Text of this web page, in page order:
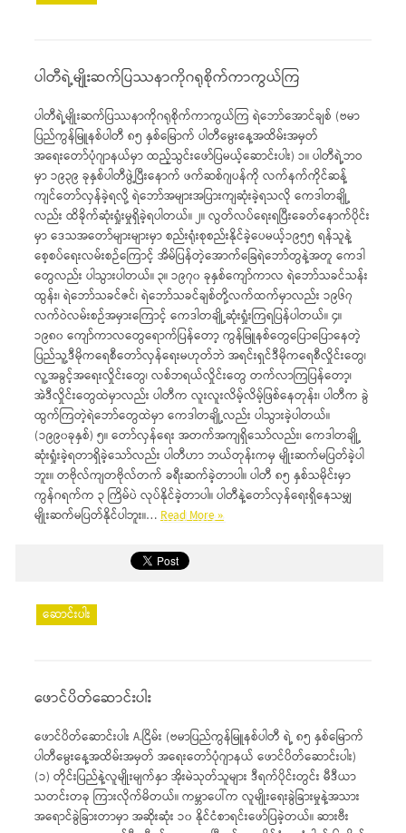
ပါတီရဲ့မျိုးဆက်ပြဿနာကိုဂရုစိုက်ကာကွယ်ကြ
ပါတီရဲ့မျိုးဆက်ပြဿနာကိုဂရုစိုက်ကာကွယ်ကြ ရဲဘော်အောင်ချစ် (ဗမာ
ပြည်ကွန်မြူနစ်ပါတီ ၈၅ နှစ်မြောက် ပါတီမွေးနေ့အထိမ်းအမှတ်
အရေးတော်ပုံဂျာနယ်မှာ ထည့်သွင်းဖော်ပြမယ့်ဆောင်းပါး) ၁။ ပါတီရဲ့ဘဝ
မှာ ၁၉၃၉ ခုနှစ်ပါတီဖွဲ့ပြီးနောက် ဖက်ဆစ်ဂျပန်ကို လက်နက်ကိုင်ဆန့်
ကျင်တော်လှန်ခဲ့ရလို့ ရဲဘော်အများအပြားကျဆုံးခဲ့ရသလို ကေဒါတချို့
လည်း ထိခိုက်ဆုံးရှုံးမှုရှိခဲ့ရပါတယ်။ ၂။ လွတ်လပ်ရေးရပြီးခေတ်နောက်ပိုင်း
မှာ ဒေသအတော်များများမှာ စည်းရုံးစုစည်းနိုင်ခဲ့ပေမယ့်၁၉၅၅ ရန်သူနဲ့
စေ့စပ်ရေးလမ်းစဉ်ကြောင့် အိမ်ပြန်တဲ့အောက်ခြေရဲဘော်တွနဲ့အတူ ကေဒါ
တွေလည်း ပါသွားပါတယ်။ ၃။ ၁၉၇၀ ခုနှစ်ကျော်ကာလ ရဲဘော်သခင်သန်း
ထွန်း၊ ရဲဘော်သခင်ဇင်၊ ရဲဘော်သခင်ချစ်တို့လက်ထက်မှာလည်း ၁၉၆၇
လက်ဝဲလမ်းစဉ်အမှားကြောင့် ကေဒါတချို့ဆုံးရှုံးကြရပြန်ပါတယ်။ ၄။
၁၉၈၀ ကျော်ကာလတွေရောက်ပြန်တော့ ကွန်မြူနစ်တွေပြောပြောနေတဲ့
ပြည်သူ့ဒီမိုကရေစီတော်လှန်ရေးမဟုတ်ဘဲ အရင်းရှင်ဒီမိုကရေစီလှိုင်းတွေ၊
လူ့အခွင့်အရေးလှိုင်းတွေ၊ လစ်ဘရယ်လှိုင်းတွေ တက်လာကြပြန်တော့၊
အဲဒီလှိုင်းတွေထဲမှာလည်း ပါတီက လူးလူးလိမ့်လိမ့်ဖြစ်နေတုန်း၊ ပါတီက ခွဲ
ထွက်ကြတဲ့ရဲဘော်တွေထဲမှာ ကေဒါတချို့လည်း ပါသွားခဲ့ပါတယ်။
(၁၉၉၀ခုနှစ်) ၅။ တော်လှန်ရေး အတက်အကျရှိသော်လည်း၊ ကေဒါတချို့
ဆုံးရှုံးခဲ့ရတာရှိခဲ့သော်လည်း ပါတီဟာ ဘယ်တုန်းကမှ မျိုးဆက်မပြတ်ခဲ့ပါ
ဘူး။ တဗိုလ်ကျတဗိုလ်တက် ခရီးဆက်ခဲ့တာပါ။ ပါတီ ၈၅ နှစ်သမိုင်းမှာ
ကွန်ဂရက်က ၃ ကြိမ်ပဲ လုပ်နိုင်ခဲ့တာပါ။ ပါတီနဲ့တော်လှန်ရေးရှိနေသမျှ
မျိုးဆက်မပြတ်နိုင်ပါဘူး။…Read More »
ဆောင်းပါး
ဖောင်ပိတ်ဆောင်းပါး
ဖောင်ပိတ်ဆောင်းပါး A.ငြိမ်း (ဗမာပြည်ကွန်မြူနစ်ပါတီ ရဲ့ ၈၅ နှစ်မြောက်
ပါတီမွေးနေ့အထိမ်းအမှတ် အရေးတော်ပုံဂျာနယ် ဖောင်ပိတ်ဆောင်းပါး)
(၁) တိုင်းပြည်နဲ့လူမျိုးမျက်နှာ အိုးမဲသုတ်သူများ ဒီရက်ပိုင်းတွင်း မီဒီယာ
သတင်းတခု ကြားလိုက်မိတယ်။ ကမ္ဘာပေါ်က လူမျိုးရေးခွဲခြားမှုနဲ့အသား
အရောင်ခွဲခြားတာမှာ အဆိုးဆုံး ၁၀ နိုင်ငံစာရင်းဖော်ပြခဲ့တယ်။ ဆားဗီး